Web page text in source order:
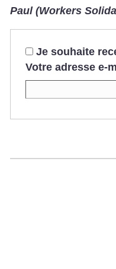
Paul (Workers
Je souhaite
Votre adresse e-